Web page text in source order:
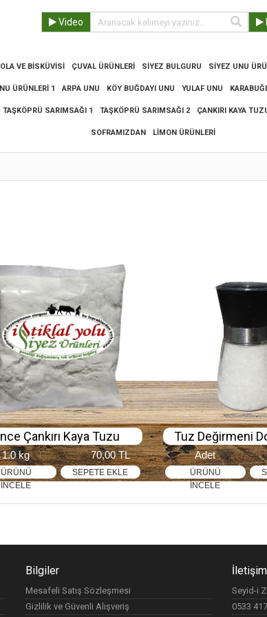
Video
VE BISKÜVISI ÇUVAL ÜRÜNLERI SIYEZ BULGURU SIYEZ UNU
ÜRÜNLERI 1 ARPA UNU KÖY BUĞDAYI UNU YULAF UNU
TAŞKÖPRÜ SARIMSAĞI 1 TAŞKÖPRÜ SARIMSAĞI 2 ÇANKIRI KAYA
SOFRAMIZDAN LIMON ÜRÜNLERI
Çankırı Kaya Tuzu
1.0 kg 70,00 TL
ÜRÜNÜ
İNCELE
SEPETE EKLE
Tuz Değirmeni
Adet
ÜRÜNÜ
İNCELE
Bilgiler
Mesafeli Satış Sözleşmesi
Gizlilik ve Güvenli Alışveriş
Seyid-i
0533